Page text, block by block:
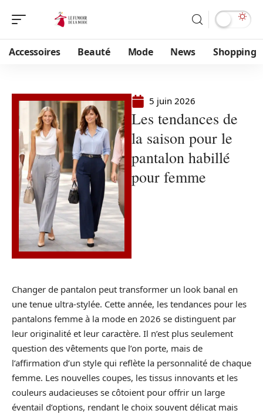
Accessoires Beauté Mode News Shopping
5 juin 2026
Les tendances de
la saison pour le
pantalon habillé
pour femme
Changer de pantalon peut transformer un look banal en
une tenue ultra-stylée. Cette année, les tendances pour les
pantalons femme à la mode en 2026 se distinguent par
leur originalité et leur caractère. Il n’est plus seulement
question des vêtements que l’on porte, mais de
l’affirmation d’un style qui reflète la personnalité de chaque
femme. Les nouvelles coupes, les tissus innovants et les
couleurs audacieuses se côtoient pour offrir un large
éventail d’options, rendant le choix souvent délicat mais